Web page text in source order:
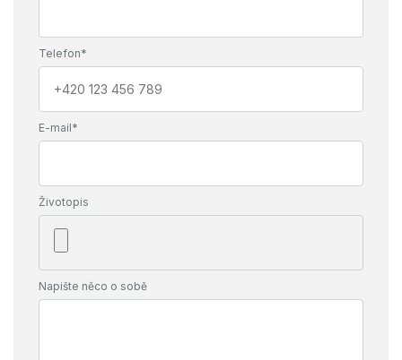
Telefon*
E-mail*
Životopis
Napište něco o sobě